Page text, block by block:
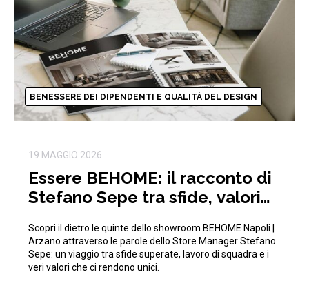
BENESSERE DEI DIPENDENTI E QUALITÀ DEL DESIGN
19 MAGGIO 2026
Essere BEHOME: il racconto di
Stefano Sepe tra sfide, valori
Scopri il dietro le quinte dello showroom BEHOME Napoli |
Arzano attraverso le parole dello Store Manager Stefano
Sepe: un viaggio tra sfide superate, lavoro di squadra e i
veri valori che ci rendono unici.